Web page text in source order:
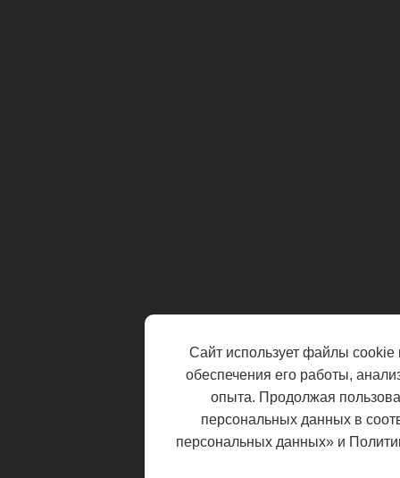
Сайт использует файлы cookie
обеспечения его работы,
опыта. Продолжая
персональных данных в
персональных данных» и